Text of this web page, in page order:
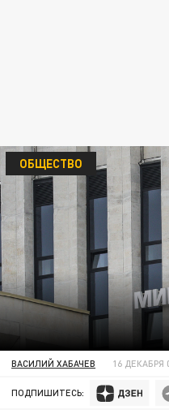
ОБЩЕСТВО
ВАСИЛИЙ ХАБАЧЕВ 16 ДЕКАБРЯ
ПОДПИШИТЕСЬ: